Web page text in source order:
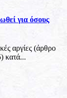
για όσους
αργίες (άρθρο
κατά...